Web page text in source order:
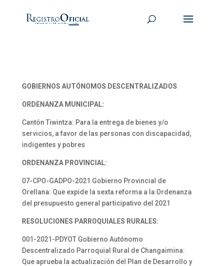
GOBIERNOS AUTÓNOMOS DESCENTRALIZADOS
ORDENANZA MUNICIPAL:
Cantón Tiwintza: Para la entrega de bienes y/o
servicios, a favor de las personas con discapacidad,
indigentes y pobres
ORDENANZA PROVINCIAL:
07-CPO-GADPO-2021 Gobierno Provincial de
Orellana: Que expide la sexta reforma a la Ordenanza
del presupuesto general participativo del 2021
RESOLUCIONES PARROQUIALES RURALES:
001-2021-PDYOT Gobierno Autónomo
Descentralizado Parroquial Rural de Changaimina:
Que aprueba la actualización del Plan de Desarrollo y